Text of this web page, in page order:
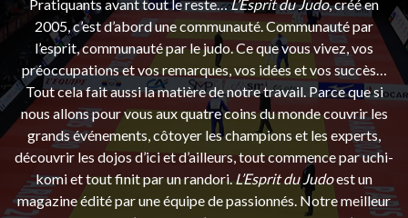
Pratiquants avant tout le reste…L’Esprit du Judo, créé en
2005, c’est d’abord une communauté. Communauté par
l’esprit, communauté par le judo. Ce que vous vivez, vos
préoccupations et vos remarques, vos idées et vos succès…
Tout cela fait aussi la matière de notre travail. Parce que si
nous allons pour vous aux quatre coins du monde couvrir les
grands événements, côtoyer les champions et les experts,
découvrir les dojos d’ici et d’ailleurs, tout commence par uchi-
komi et tout finit par un randori.L’Esprit du Judoest un
magazine édité par une équipe de passionnés. Notre meilleur